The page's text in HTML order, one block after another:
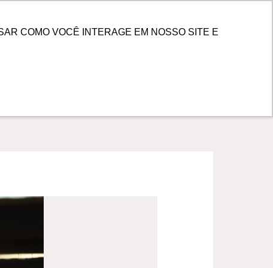
COMO VOCÊ INTERAGE EM NOSSO SITE E
DE CLIENTES